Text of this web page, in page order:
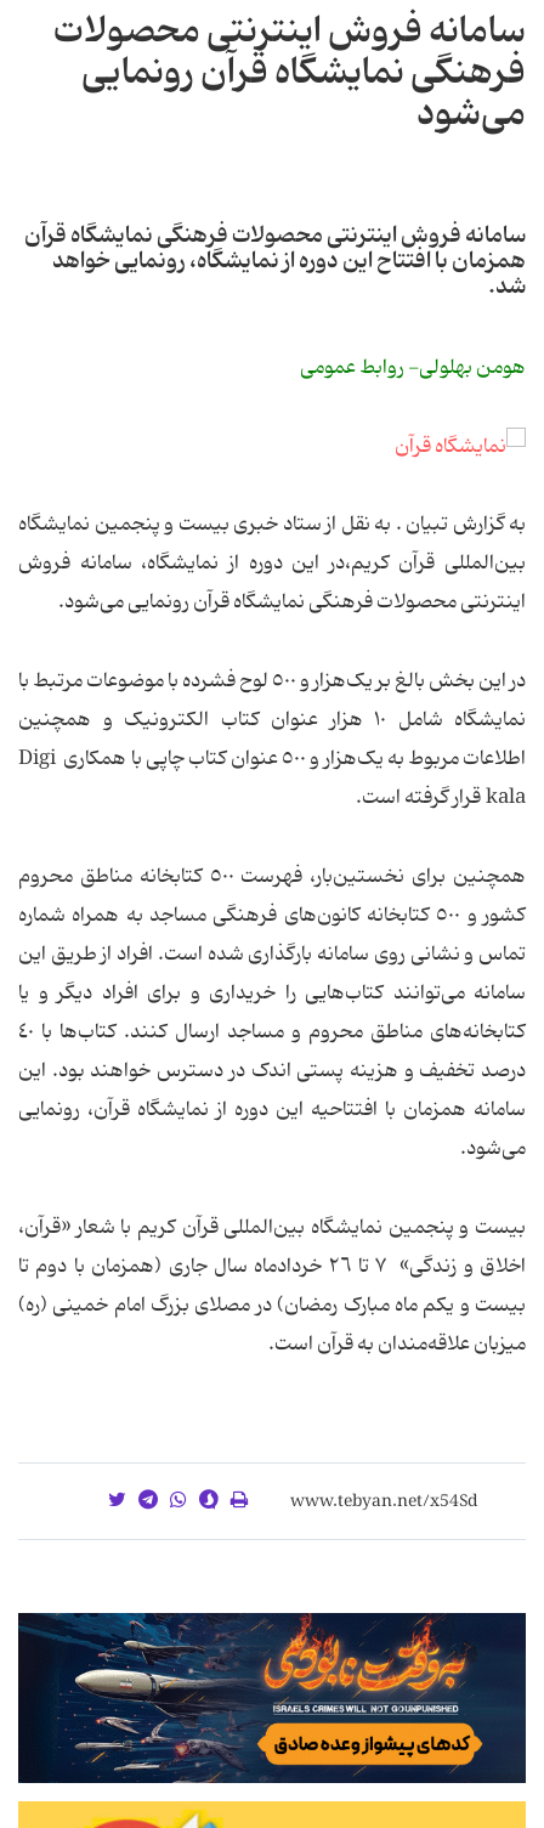
سامانه فروش اینترنتی محصولات
فرهنگی نمایشگاه قرآن رونمایی
می‌شود
سامانه فروش اینترنتی محصولات فرهنگی نمایشگاه قرآن
همزمان با افتتاح این دوره از نمایشگاه، رونمایی خواهد
شد.
هومن بهلولی- روابط عمومی
به گزارش تبیان . به نقل از ستاد خبری بیست و پنجمین نمایشگاه
بین‌المللی قرآن کریم،در این دوره از نمایشگاه، سامانه فروش
اینترنتی محصولات فرهنگی نمایشگاه قرآن رونمایی می‌شود.
در این بخش بالغ بر یک‌هزار و ٥٠٠ لوح فشرده با موضوعات مرتبط با
نمایشگاه شامل ١٠ هزار عنوان کتاب الکترونیک و همچنین
اطلاعات مربوط به یک‌هزار و ٥٠٠ عنوان کتاب چاپی با همکاری Digi
kala قرار گرفته است.
همچنین برای نخستین‌بار، فهرست ٥٠٠ کتابخانه مناطق محروم
کشور و ٥٠٠ کتابخانه کانون‌های فرهنگی مساجد به همراه شماره
تماس و نشانی روی سامانه بارگذاری شده است. افراد از طریق این
سامانه می‌توانند کتاب‌هایی را خریداری و برای افراد دیگر و یا
کتابخانه‌های مناطق محروم و مساجد ارسال کنند. کتاب‌ها با ٤٠
درصد تخفیف و هزینه پستی اندک در دسترس خواهند بود. این
سامانه همزمان با افتتاحیه این دوره از نمایشگاه قرآن، رونمایی
می‌شود.
بیست و پنجمین نمایشگاه بین‌المللی قرآن کریم با شعار «قرآن،
اخلاق و زندگی» ٧ تا ٢٦ خردادماه سال جاری (همزمان با دوم تا
بیست و یکم ماه مبارک رمضان) در مصلای بزرگ امام خمینی (ره)
میزبان علاقه‌مندان به قرآن است.